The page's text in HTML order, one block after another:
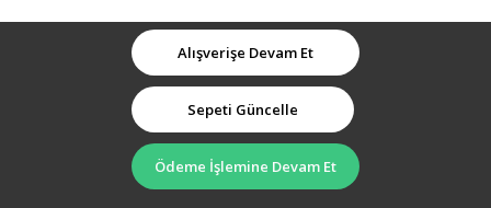
Alışverişe Devam Et
Sepeti Güncelle
Ödeme İşlemine Devam Et